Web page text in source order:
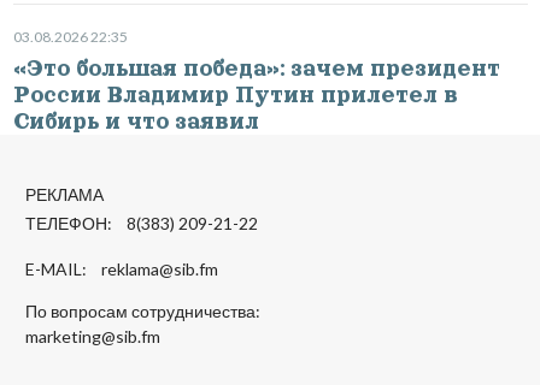
03.08.2026 22:35
«Это большая победа»: зачем президент
России Владимир Путин прилетел в
Сибирь и что заявил
РЕКЛАМА
ТЕЛЕФОН: 8(383) 209-21-22
E-MAIL: reklama@sib.fm
По вопросам сотрудничества:
marketing@sib.fm